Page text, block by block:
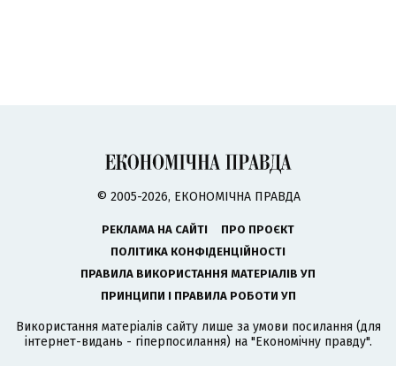
© 2005-2026, ЕКОНОМІЧНА ПРАВДА
РЕКЛАМА НА САЙТІ
ПРО ПРОЄКТ
ПОЛІТИКА КОНФІДЕНЦІЙНОСТІ
ПРАВИЛА ВИКОРИСТАННЯ МАТЕРІАЛІВ УП
ПРИНЦИПИ І ПРАВИЛА РОБОТИ УП
Використання матеріалів сайту лише за умови посилання (для
інтернет-видань - гіперпосилання) на "Економічну правду".